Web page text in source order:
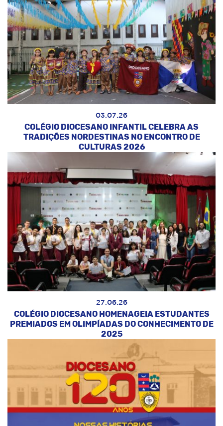
03.07.26
COLÉGIO DIOCESANO INFANTIL CELEBRA AS
TRADIÇÕES NORDESTINAS NO ENCONTRO DE
CULTURAS 2026
27.06.26
COLÉGIO DIOCESANO HOMENAGEIA ESTUDANTES
PREMIADOS EM OLIMPÍADAS DO CONHECIMENTO DE
2025